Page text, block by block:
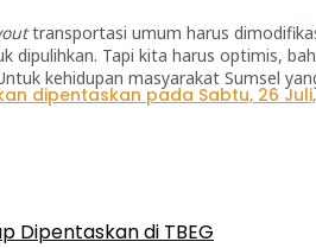
Dipentaskan di TBEG
transportasi umum harus
Tapi kita harus optimis,
kehidupan masyarakat Sumsel